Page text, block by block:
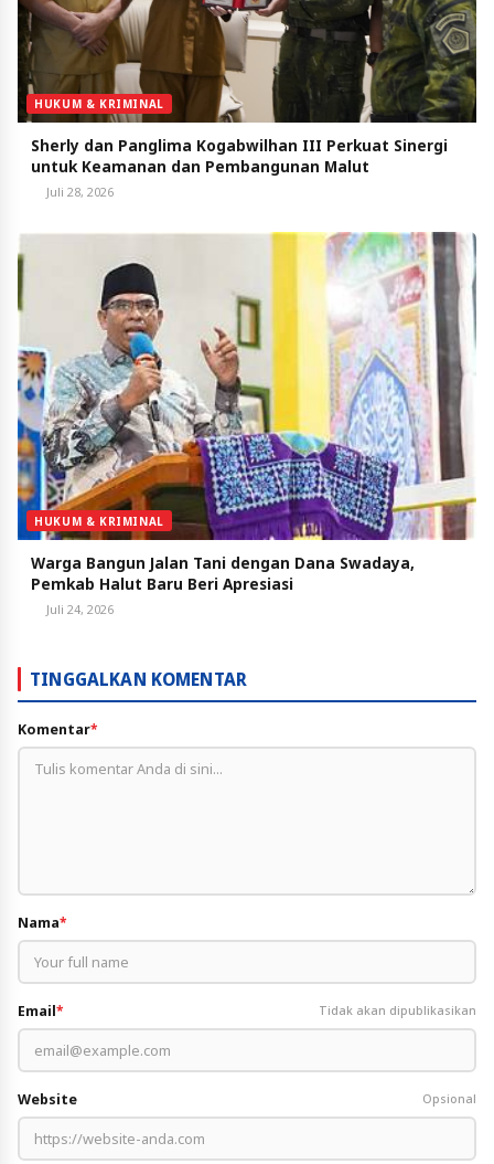
HUKUM & KRIMINAL
Sherly dan Panglima Kogabwilhan III Perkuat Sinergi
untuk Keamanan dan Pembangunan Malut
Juli 28, 2026
HUKUM & KRIMINAL
Warga Bangun Jalan Tani dengan Dana Swadaya,
Pemkab Halut Baru Beri Apresiasi
Juli 24, 2026
TINGGALKAN KOMENTAR
Komentar*
Nama*
Email* Tidak akan dipublikasikan
Website Opsional